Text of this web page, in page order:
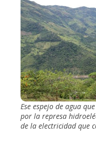
Ese espejo de agua
por la represa
de la electricidad que